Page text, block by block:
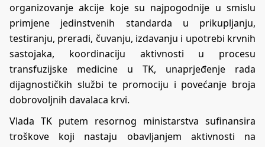
organizovanje akcije koje su najpogodnije u smislu
primjene jedinstvenih standarda u prikupljanju,
testiranju, preradi, čuvanju, izdavanju i upotrebi krvnih
sastojaka, koordinaciju aktivnosti u procesu
transfuzijske medicine u TK, unaprjeđenje rada
dijagnostičkih službi te promociju i povećanje broja
dobrovoljnih davalaca krvi.
Vlada TK putem resornog ministarstva sufinansira
troškove koji nastaju obavljanjem aktivnosti na